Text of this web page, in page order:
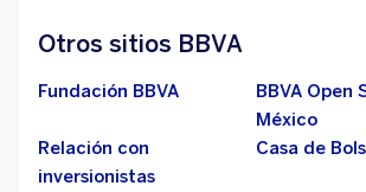
Otros sitios BBVA
Fundación BBVA
BBVA Open
México
Relación con
inversionistas
Casa de